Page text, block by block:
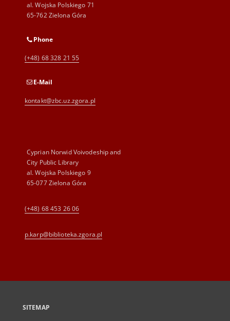
al. Wojska Polskiego 71
65-762 Zielona Góra
Phone
(+48) 68 328 21 55
E-Mail
kontakt@zbc.uz.zgora.pl
Cyprian Norwid Voivodeship and
City Public Library
al. Wojska Polskiego 9
65-077 Zielona Góra
(+48) 68 453 26 06
p.karp@biblioteka.zgora.pl
SITEMAP